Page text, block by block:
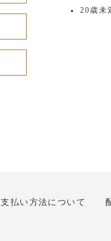
20歳未
支払い方法について